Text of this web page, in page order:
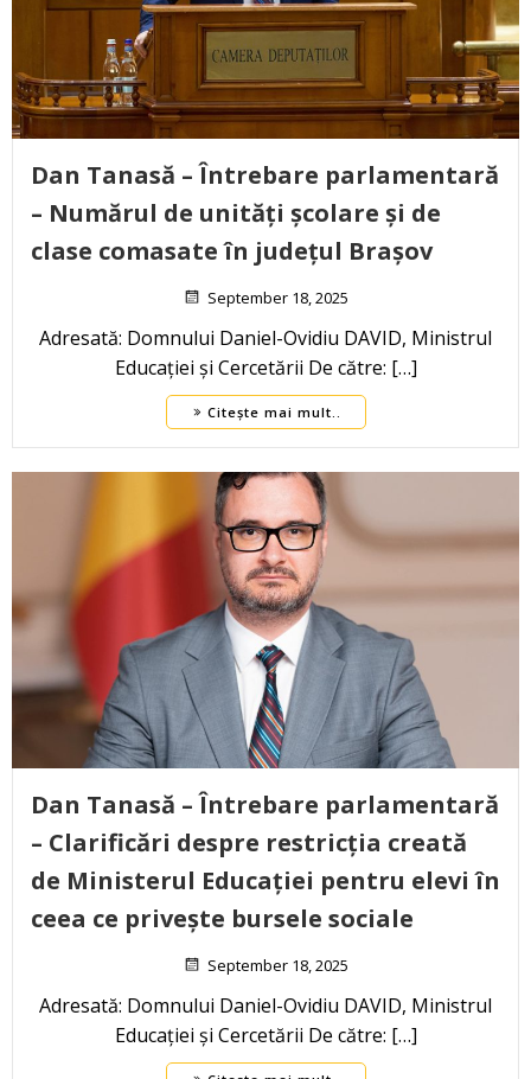
Dan Tanasă – Întrebare parlamentară
– Numărul de unități școlare și de
clase comasate în județul Brașov
September 18, 2025
Adresată: Domnului Daniel-Ovidiu DAVID, Ministrul
Educației și Cercetării De către: […]
Citește mai mult..
Dan Tanasă – Întrebare parlamentară
– Clarificări despre restricția creată
de Ministerul Educației pentru elevi în
ceea ce privește bursele sociale
September 18, 2025
Adresată: Domnului Daniel-Ovidiu DAVID, Ministrul
Educației și Cercetării De către: […]